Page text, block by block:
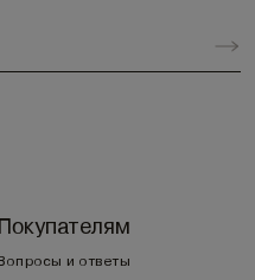
Покупателям
и ответы